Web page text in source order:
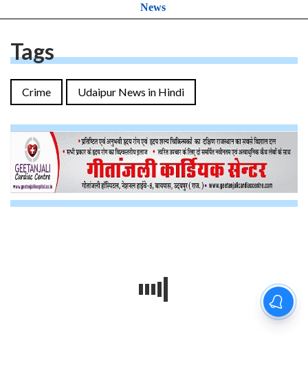
News
Tags
Crime Udaipur News in Hindi